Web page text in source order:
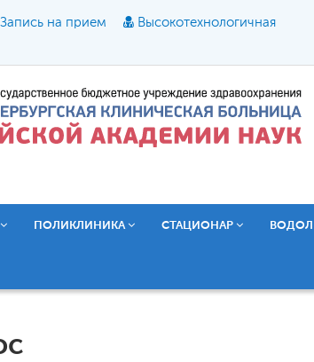
Запись на прием
Высокотехнологичная
Размер шрифта: A A A
Текст: Кириллица
ПОЛИКЛИНИКА СТАЦИОНАР